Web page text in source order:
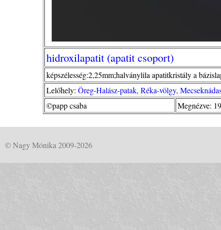
hidroxilapatit (apatit csoport)
képszélesség:2,25mm;halványlila apatitkristály a
Lelőhely: Öreg-Halász-patak, Réka-völgy,
©papp csaba
Megnézve:
© Nagy Mónika 2009-2026